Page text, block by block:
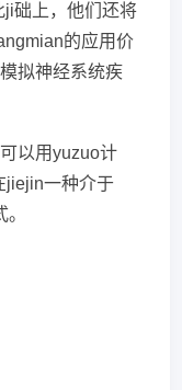
ji础上，他们还将
的应用价
拟神经系统疾
以用yuzuo计
jiejin一种介于